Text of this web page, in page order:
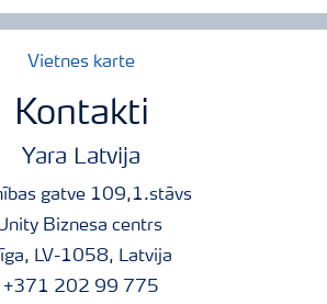
Vietnes karte
Kontakti
Yara Latvija
gatve 109,1.stāvs
Biznesa centrs
LV-1058, Latvija
+371 202 99 775